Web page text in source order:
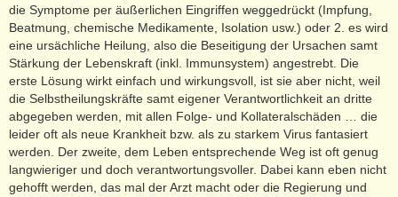
die Symptome per äußerlichen Eingriffen weggedrückt (Impfung,
Beatmung, chemische Medikamente, Isolation usw.) oder 2. es wird
eine ursächliche Heilung, also die Beseitigung der Ursachen samt
Stärkung der Lebenskraft (inkl. Immunsystem) angestrebt. Die
erste Lösung wirkt einfach und wirkungsvoll, ist sie aber nicht, weil
die Selbstheilungskräfte samt eigener Verantwortlichkeit an dritte
abgegeben werden, mit allen Folge- und Kollateralschäden … die
leider oft als neue Krankheit bzw. als zu starkem Virus fantasiert
werden. Der zweite, dem Leben entsprechende Weg ist oft genug
langwieriger und doch verantwortungsvoller. Dabei kann eben nicht
gehofft werden, das mal der Arzt macht oder die Regierung und